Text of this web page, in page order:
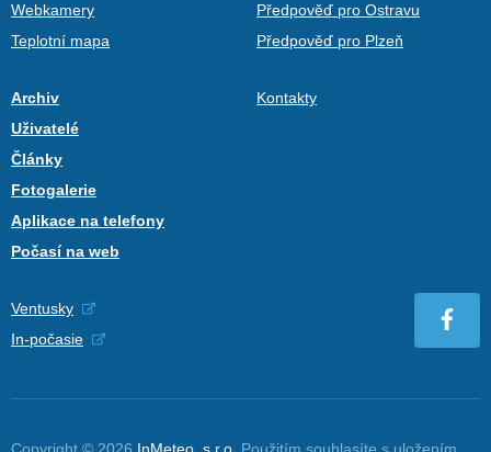
Webkamery
Teplotní mapa
Předpověď pro Ostravu
Předpověď pro Plzeň
Archiv
Uživatelé
Články
Fotogalerie
Aplikace na telefony
Počasí na web
Kontakty
Ventusky
In-počasie
Copyright © 2026 InMeteo, s.r.o. Použitím souhlasíte s uložením